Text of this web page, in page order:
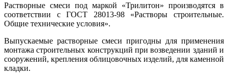
Растворные смеси под маркой «Трилитон» производятся в
соответствии с ГОСТ 28013-98 «Растворы строительные.
Общие технические условия».
Выпускаемые растворные смеси пригодны для применения
монтажа строительных конструкций при возведении зданий и
сооружений, крепления облицовочных изделий, для каменной
кладки.